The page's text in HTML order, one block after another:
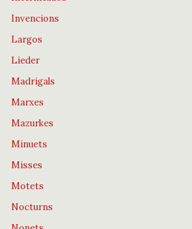
Invencions
Largos
Lieder
Madrigals
Marxes
Mazurkes
Minuets
Misses
Motets
Nocturns